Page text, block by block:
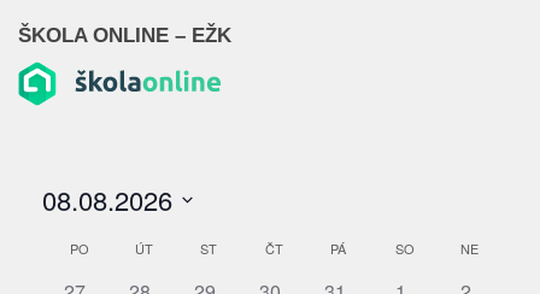
ŠKOLA ONLINE – EŽK